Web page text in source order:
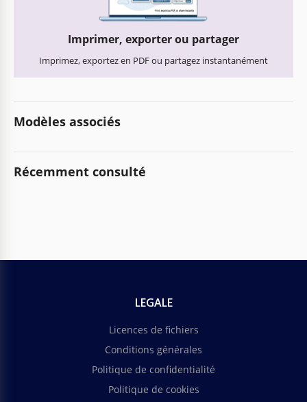
Imprimer, exporter ou partager
Imprimez, exportez en PDF ou partagez instantanément
Modèles associés
Récemment consulté
LEGALE
Licences de fichiers
Conditions générales
Politique de confidentialité
Politique de cookies